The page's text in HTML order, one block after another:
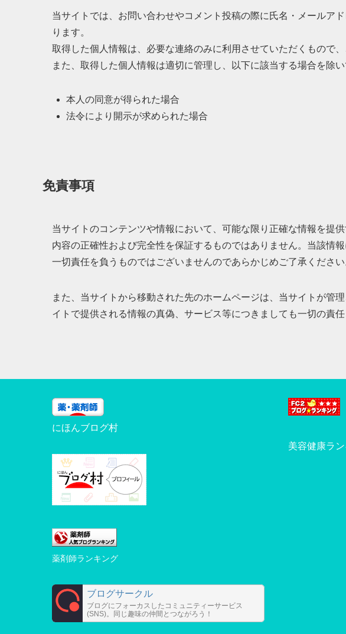
当サイトでは、お問い合わせやコメント投稿の際に氏名・メールア
ります。
取得した個人情報は、必要な連絡のみに利用させていただくもので
また、取得した個人情報は適切に管理し、以下に該当する場合を除
本人の同意が得られた場合
法令により開示が求められた場合
免責事項
当サイトのコンテンツや情報において、可能な限り正確な情報を提
内容の正確性および完全性を保証するものではありません。当該情
一切責任を負うものではございませんのであらかじめご了承ください
また、当サイトから移動された先のホームページは、当サイトが管
イトで提供される情報の真偽、サービス等につきましても一切の責
にほんブログ村
薬剤師ランキング
ブログサークル
ブログにフォーカスしたコミュニティーサービス
(SNS)。同じ趣味の仲間とつながろう！
美容健康ラ